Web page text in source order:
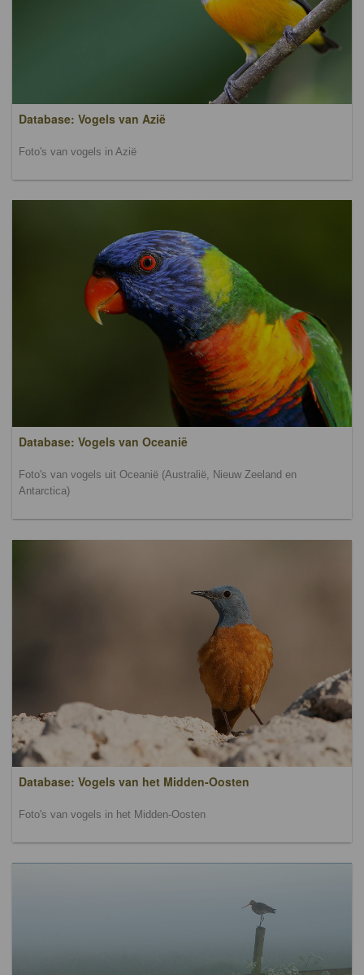
Database: Vogels van Azië
Foto's van vogels in Azië
Database: Vogels van Oceanië
Foto's van vogels uit Oceanië (Australië, Nieuw Zeeland en
Antarctica)
Database: Vogels van het Midden-Oosten
Foto's van vogels in het Midden-Oosten